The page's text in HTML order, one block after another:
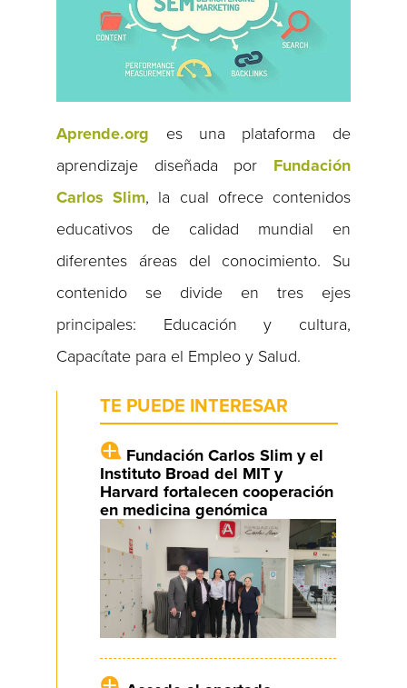
Aprende.org es una plataforma de
aprendizaje diseñada por Fundación
Carlos Slim, la cual ofrece contenidos
educativos de calidad mundial en
diferentes áreas del conocimiento. Su
contenido se divide en tres ejes
principales: Educación y cultura,
Capacítate para el Empleo y Salud.
TE PUEDE INTERESAR
Fundación Carlos Slim y el
Instituto Broad del MIT y
Harvard fortalecen cooperación
en medicina genómica